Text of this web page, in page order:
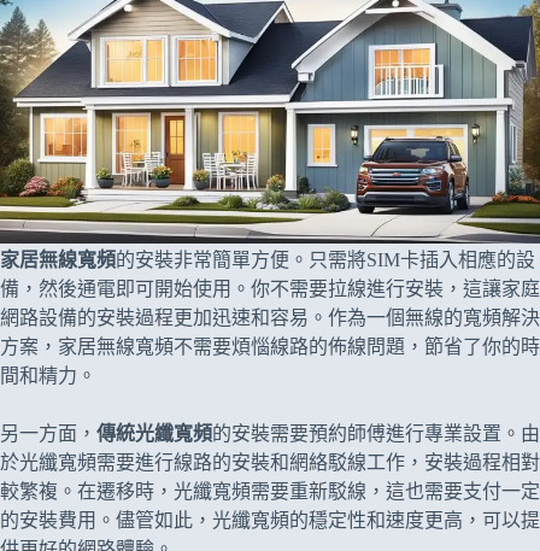
家居無線寬頻的安裝非常簡單方便。只需將SIM卡插入相應的設
備，然後通電即可開始使用。你不需要拉線進行安裝，這讓家庭
網路設備的安裝過程更加迅速和容易。作為一個無線的寬頻解決
方案，家居無線寬頻不需要煩惱線路的佈線問題，節省了你的時
間和精力。
另一方面， 傳統光纖寬頻的安裝需要預約師傅進行專業設置。由
於光纖寬頻需要進行線路的安裝和網絡駁線工作，安裝過程相對
較繁複。在遷移時，光纖寬頻需要重新駁線，這也需要支付一定
的安裝費用。儘管如此，光纖寬頻的穩定性和速度更高，可以提